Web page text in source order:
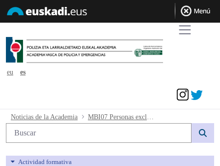
eu
es
MBI07 Personas excluidas - avpe
Noticias de la Academia
Búsqueda web
Actividad formativa